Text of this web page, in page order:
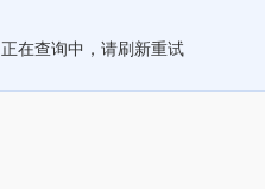
正在查询中，请刷新重试